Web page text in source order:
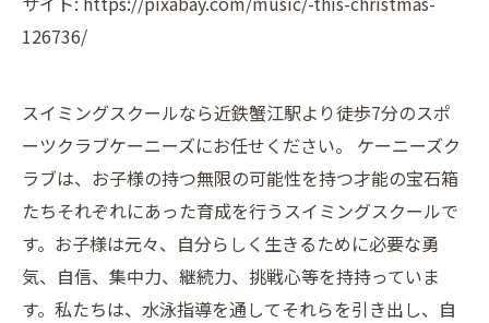
126736/
スイミングスクールなら近鉄蟹江駅より徒歩7分のスポ
ーツクラブケーニーズにお任せください。 ケーニーズク
ラブは、お子様の持つ無限の可能性を持つ才能の宝石箱
たちそれぞれにあった育成を行うスイミングスクールで
す。お子様は元々、自分らしく生きるために必要な勇
気、自信、集中力、継続力、挑戦心等を持持っていま
す。私たちは、水泳指導を通してそれらを引き出し、自